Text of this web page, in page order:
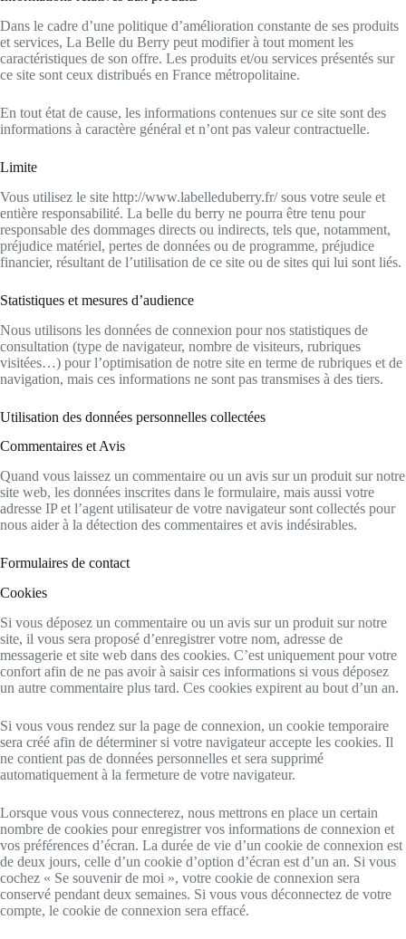
Dans le cadre d’une politique d’amélioration constante de ses produits
et services, La Belle du Berry peut modifier à tout moment les
caractéristiques de son offre. Les produits et/ou services présentés sur
ce site sont ceux distribués en France métropolitaine.
En tout état de cause, les informations contenues sur ce site sont des
informations à caractère général et n’ont pas valeur contractuelle.
Limite
Vous utilisez le site http://www.labelleduberry.fr/ sous votre seule et
entière responsabilité. La belle du berry ne pourra être tenu pour
responsable des dommages directs ou indirects, tels que, notamment,
préjudice matériel, pertes de données ou de programme, préjudice
financier, résultant de l’utilisation de ce site ou de sites qui lui sont liés.
Statistiques et mesures d’audience
Nous utilisons les données de connexion pour nos statistiques de
consultation (type de navigateur, nombre de visiteurs, rubriques
visitées…) pour l’optimisation de notre site en terme de rubriques et de
navigation, mais ces informations ne sont pas transmises à des tiers.
Utilisation des données personnelles collectées
Commentaires et Avis
Quand vous laissez un commentaire ou un avis sur un produit sur notre
site web, les données inscrites dans le formulaire, mais aussi votre
adresse IP et l’agent utilisateur de votre navigateur sont collectés pour
nous aider à la détection des commentaires et avis indésirables.
Formulaires de contact
Cookies
Si vous déposez un commentaire ou un avis sur un produit sur notre
site, il vous sera proposé d’enregistrer votre nom, adresse de
messagerie et site web dans des cookies. C’est uniquement pour votre
confort afin de ne pas avoir à saisir ces informations si vous déposez
un autre commentaire plus tard. Ces cookies expirent au bout d’un an.
Si vous vous rendez sur la page de connexion, un cookie temporaire
sera créé afin de déterminer si votre navigateur accepte les cookies. Il
ne contient pas de données personnelles et sera supprimé
automatiquement à la fermeture de votre navigateur.
Lorsque vous vous connecterez, nous mettrons en place un certain
nombre de cookies pour enregistrer vos informations de connexion et
vos préférences d’écran. La durée de vie d’un cookie de connexion est
de deux jours, celle d’un cookie d’option d’écran est d’un an. Si vous
cochez « Se souvenir de moi », votre cookie de connexion sera
conservé pendant deux semaines. Si vous vous déconnectez de votre
compte, le cookie de connexion sera effacé.